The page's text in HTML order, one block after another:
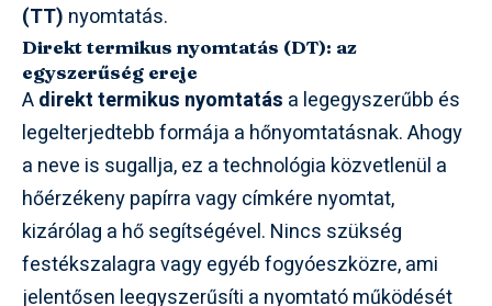
(TT) nyomtatás.
Direkt termikus nyomtatás (DT): az
egyszerűség ereje
Adirekt termikus nyomtatás a legegyszerűbb és
legelterjedtebb formája a hőnyomtatásnak. Ahogy
a neve is sugallja, ez a technológia közvetlenül a
hőérzékeny papírra vagy címkére nyomtat,
kizárólag a hő segítségével. Nincs szükség
festékszalagra vagy egyéb fogyóeszközre, ami
jelentősen leegyszerűsíti a nyomtató működését